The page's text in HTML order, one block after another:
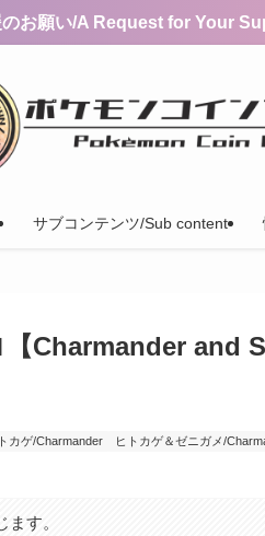
のお願い/A Request for Your
サブコンテンツ/Sub content
【Charmander and
カゲ/Charmander
ヒトカゲ＆ゼニガメ/
す。